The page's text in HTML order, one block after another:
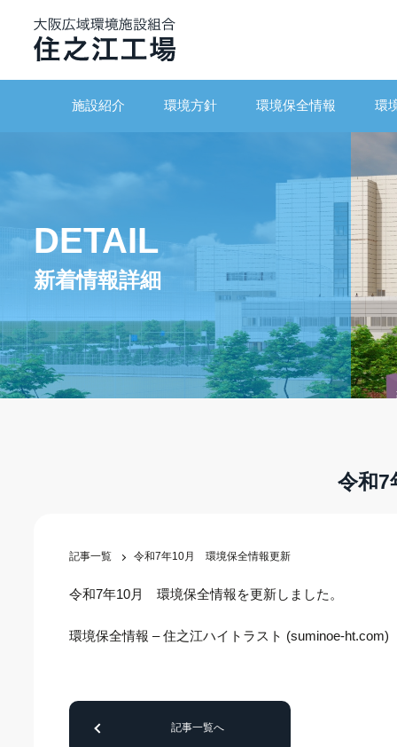
施設紹介 環境方針 環境保全情報 環
DETAIL
新着情報詳細
令和
記事一覧 令和7年10月 環境保全情報更新
令和7年10月 環境保全情報を更新しました。
環境保全情報 – 住之江ハイトラスト (suminoe-ht.com)
記事一覧へ